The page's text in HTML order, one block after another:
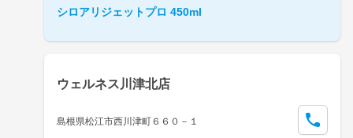
シロアリジェットプロ 450ml
ウェルネス川津北店
島根県松江市西川津町６６０－１